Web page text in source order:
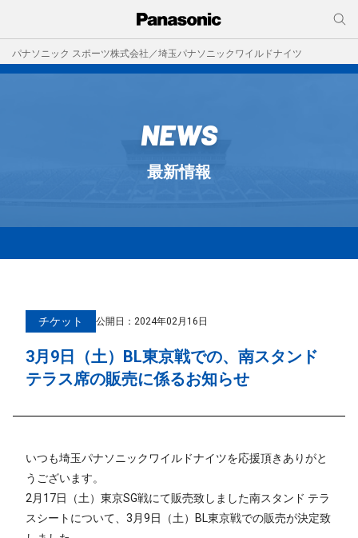
パナソニック スポーツ株式会社／埼玉パナソニックワイルドナイツ
NEWS
最新情報
チケット 公開日： 2024年02月16日
3月9日（土）BL東京戦での、南スタンド
テラス席の販売に係るお知らせ
いつも埼玉パナソニックワイルドナイツを応援頂きありがと
うございます。
2月17日（土）東京SG戦にて販売致しました南スタンド テラ
スシートについて、3月9日（土）BL東京戦での販売が決定致